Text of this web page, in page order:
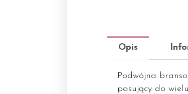
Opis
Podwójna
pasujący do